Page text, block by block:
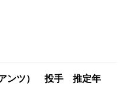
アンツ） 投手 推定年